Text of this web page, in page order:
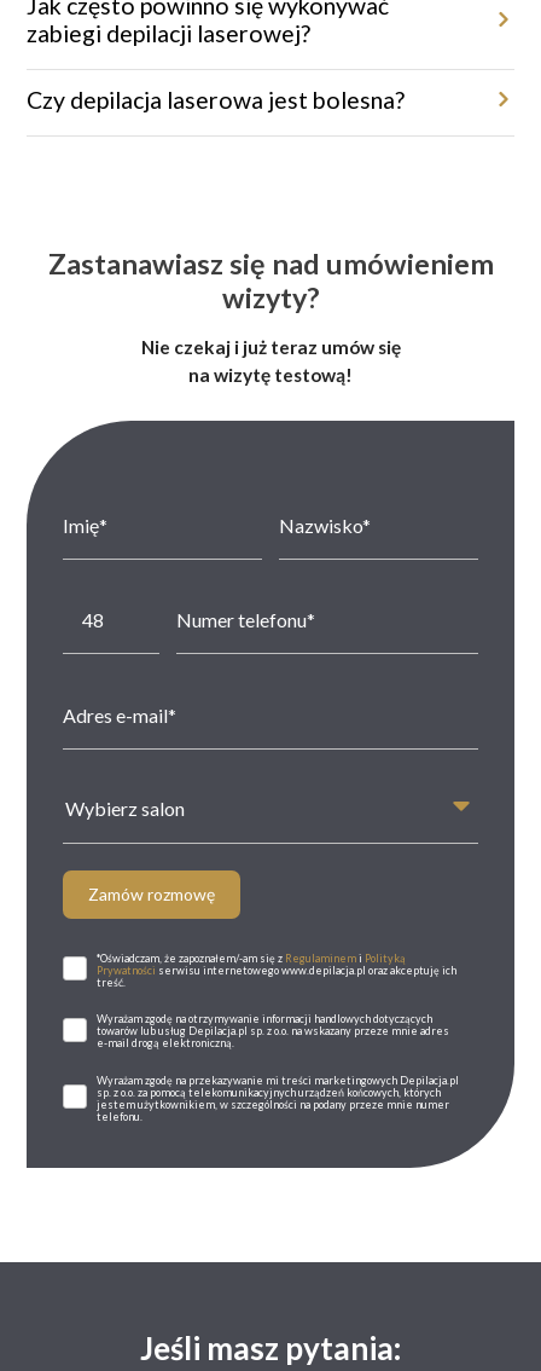
zabiegi depilacji laserowej?
Zabiegi wykonywane są co 4–8 tygodni, w zależności od obszaru
ciała i fazy wzrostu włosa.
Czy depilacja laserowa jest bolesna?
Dzięki systemom chłodzącym oraz innowacyjnym technologiom
Zastanawiasz się nad umówieniem
wizyty?
Nie czekaj i już teraz umów się
na wizytę testową!
Wybierz salon
Zamów rozmowę
*Oświadczam, że zapoznałem/-am się z Regulaminemi Polityką
Prywatności serwisu internetowego www.depilacja.pl oraz akceptuję ich
treść.
Wyrażam zgodę na otrzymywanie informacji handlowych dotyczących
towarów lub usług Depilacja.pl sp. z o.o. na wskazany przeze mnie adres
e-mail drogą elektroniczną.
Wyrażam zgodę na przekazywanie mi treści marketingowych Depilacja.pl
sp. z o.o. za pomocą telekomunikacyjnych urządzeń końcowych, których
jestem użytkownikiem, w szczególności na podany przeze mnie numer
telefonu.
Jeśli masz pytania: